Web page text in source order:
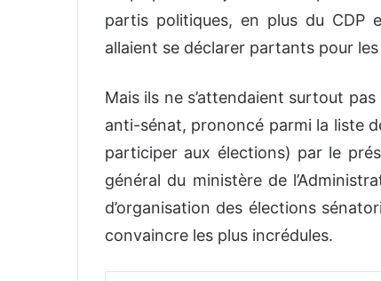
partis politiques, en plus du CDP
allaient se déclarer partants pour
Mais ils ne s’attendaient surtout
anti-sénat, prononcé parmi la liste
participer aux élections) par le
général du ministère de
d’organisation des élections
convaincre les plus incrédules.